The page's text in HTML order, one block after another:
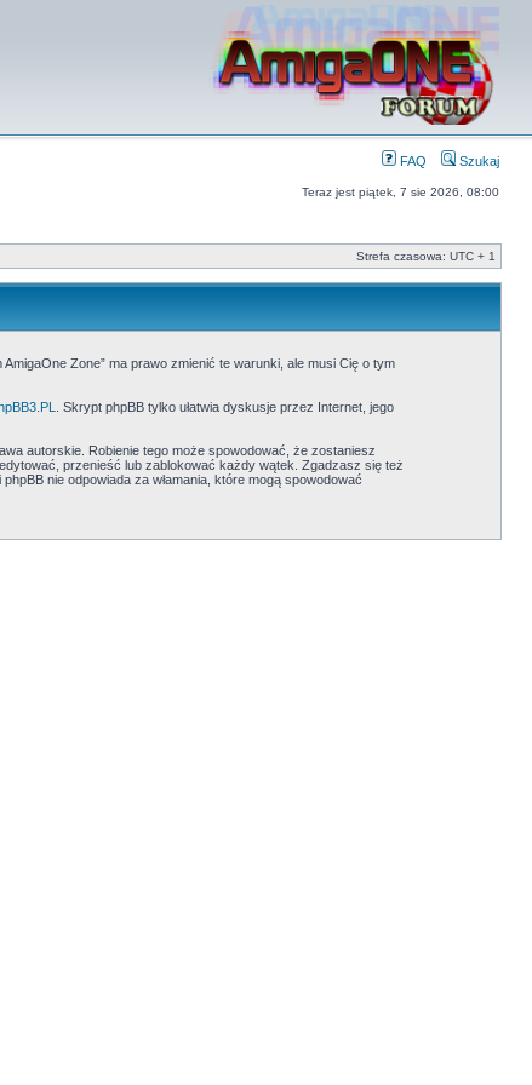
FAQ Szukaj
Teraz jest piątek, 7 sie 2026, 08:00
Strefa czasowa: UTC + 1
Zone” ma prawo zmienić te warunki, ale musi Cię o tym
. Skrypt phpBB tylko ułatwia dyskusje przez Internet, jego
autorskie. Robienie tego może spowodować, że zostaniesz
przenieść lub zablokować każdy wątek. Zgadzasz się też
nie odpowiada za włamania, które mogą spowodować